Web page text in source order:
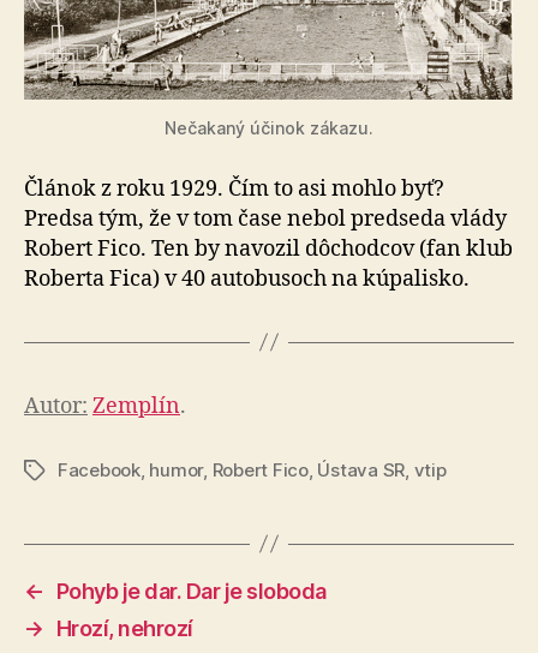
Nečakaný účinok zákazu.
Článok z roku 1929. Čím to asi mohlo byť?
Predsa tým, že v tom čase nebol predseda vlády
Robert Fico. Ten by na­vo­zil dôchodcov (fan klub
Roberta Fica) v 40 autobusoch na kúpalisko.
Autor: Zemplín.
ZnačkyFacebook, humor, Robert Fico, Ústava SR vtip
←
Pohyb je dar. Dar je sloboda
→
Hrozí, nehrozí